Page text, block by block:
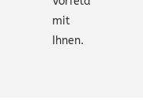
mit
Ihnen.